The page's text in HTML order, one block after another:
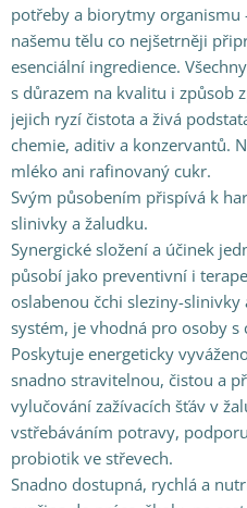
potřeby a biorytmy organismu
našemu tělu co nejšetrněji
esenciální ingredience.
s důrazem na kvalitu i způsob
jejich ryzí čistota a živá
chemie, aditiv a konzervantů.
mléko ani rafinovaný cukr.
Svým působením přispívá k
slinivky a žaludku.
Synergické složení a účinek
působí jako preventivní i
oslabenou čchi sleziny-
systém, je vhodná pro osoby
Poskytuje energeticky
snadno stravitelnou, čistou a
vylučování zažívacích šťáv v
vstřebáváním potravy,
probiotik ve střevech.
Snadno dostupná, rychlá a